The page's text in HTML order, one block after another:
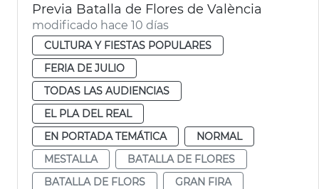
Previa Batalla de Flores de València
modificado hace 10 días
CULTURA Y FIESTAS POPULARES
FERIA DE JULIO
TODAS LAS AUDIENCIAS
EL PLA DEL REAL
EN PORTADA TEMÁTICA
NORMAL
MESTALLA
BATALLA DE FLORES
BATALLA DE FLORS
GRAN FIRA